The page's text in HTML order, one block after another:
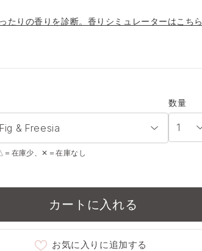
たりの香りを診断。香りシミュレーターはこちら
& Freesia
Fig & Freesia
在庫少、✕＝在庫なし
数量
カートに入れる
お気に入りに追加する